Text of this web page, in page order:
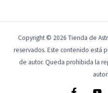
Copyright © 2026 Tienda de
reservados. Este contenido está
de autor. Queda prohibida la